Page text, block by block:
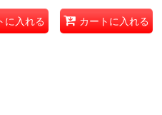
に入れる カートに入れる